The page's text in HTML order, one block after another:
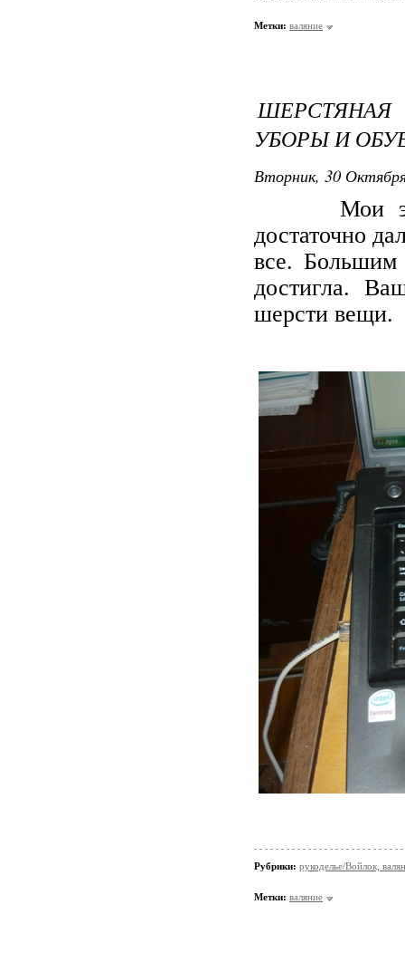
Метки: валяние
УБОРЫ И
Вторник, 30
Мои
достаточно
все. Большим
достигла.
шерсти вещи.
Рубрики: рукоделье/Войлок,
Метки: валяние